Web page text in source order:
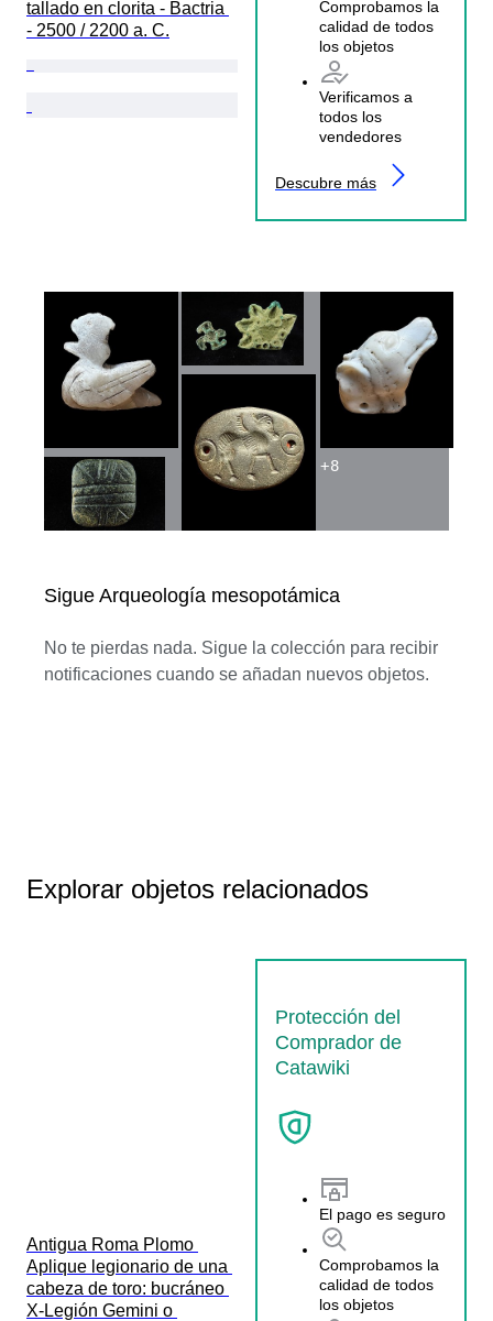
tallado en clorita - Bactria
- 2500 / 2200 a. C.
Comprobamos la
calidad de todos
los objetos
Verificamos a
todos los
vendedores
Descubre más
Sigue Arqueología mesopotámica
No te pierdas nada. Sigue la colección para recibir
notificaciones cuando se añadan nuevos objetos.
+8
Explorar objetos relacionados
Protección del
Comprador de
Catawiki
El pago es seguro
Comprobamos la
calidad de todos
los objetos
Antigua Roma Plomo
Aplique legionario de una
cabeza de toro: bucráneo
X-Legión Gemini o